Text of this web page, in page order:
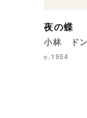
夜の蝶
小林 ド
c.1954